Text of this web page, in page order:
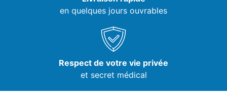
en quelques jours ouvrables
Respect de votre vie privée
et secret médical